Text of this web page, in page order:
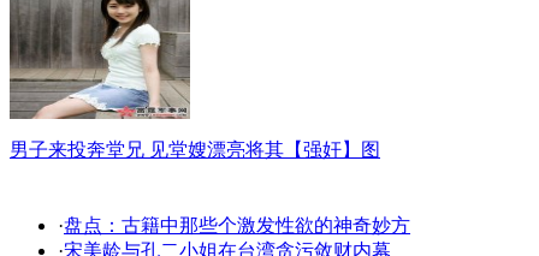
男子来投奔堂兄 见堂嫂漂亮将其【强奸】图
·盘点：古籍中那些个激发性欲的神奇妙方
·宋美龄与孔二小姐在台湾贪污敛财内幕